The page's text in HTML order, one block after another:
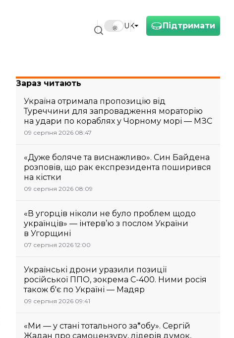
Підтримати
UK
Зараз читають
Україна отримала пропозицію від
Туреччини для запровадження мораторію
на удари по кораблях у Чорному морі — МЗС
09 серпня 2026 08:47
«Дуже боляче та виснажливо». Син Байдена
розповів, що рак експрезидента поширився
на кістки
09 серпня 2026 08:09
«В угорців ніколи не було проблем щодо
українців» — інтерв’ю з послом України
в Угорщині
07 серпня 2026 12:00
Українські дрони уразили позиції
російської ППО, зокрема С-400. Ними росія
також б'є по Україні — Мадяр
09 серпня 2026 09:41
«Ми — у стані тотального за*обу». Сергій
Жадан про самоцензуру, лідерів думок,